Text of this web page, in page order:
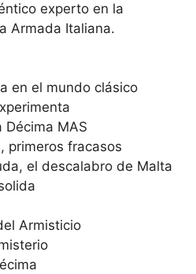
experto en la
Armada Italiana.
en el mundo clásico
MAS
primeros fracasos
el descalabro de Malta
Armisticio